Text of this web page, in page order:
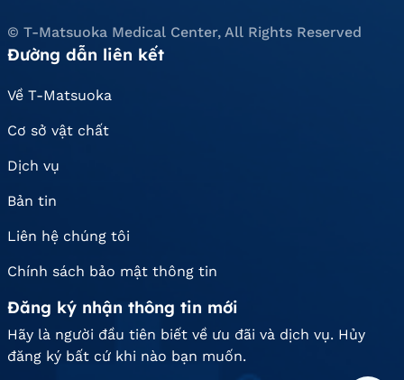
© T-Matsuoka Medical Center, All Rights Reserved
Đường dẫn liên kết
Về T-Matsuoka
Cơ sở vật chất
Dịch vụ
Bản tin
Liên hệ chúng tôi
Chính sách bảo mật thông tin
Đăng ký nhận thông tin mới
Hãy là người đầu tiên biết về ưu đãi và dịch vụ. Hủy
đăng ký bất cứ khi nào bạn muốn.